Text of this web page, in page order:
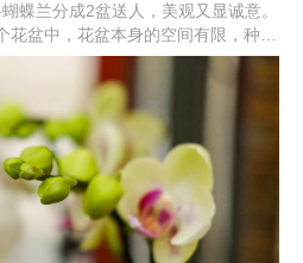
蝶兰分成2盆送人，美观又显诚意。
花盆中，花盆本身的空间有限，种植
光照和通风，会影响到正常生长。蝴
将美丽的花卉送人，能给人带去美好
更好。